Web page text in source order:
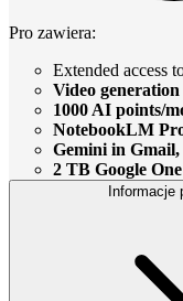
Pro zawiera:
Extended access
Video generation
1000 AI points/
NotebookLM
Gemini in Gmail,
2 TB Google
Informacje